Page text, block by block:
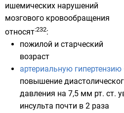
ишемических нарушений
мозгового кровообращения
относят:232:
пожилой и старческий
возраст
артериальную гипертензию
повышение
давления на 7,5 мм рт. ст.
инсульта почти в 2 раза